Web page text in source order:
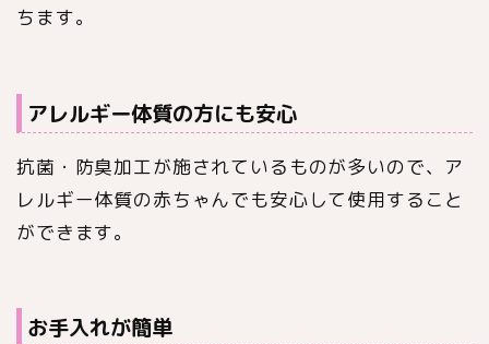
ちます。
アレルギー体質の方にも安心
抗菌・防臭加工が施されているものが多いので、ア
レルギー体質の赤ちゃんでも安心して使用すること
ができます。
お手入れが簡単